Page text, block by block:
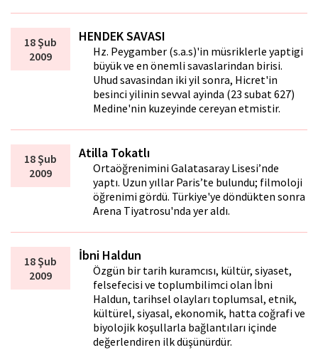
18 Şub
2009
HENDEK SAVASI
Hz. Peygamber (s.a.s)'in müsriklerle yaptigi
büyük ve en önemli savaslarindan birisi.
Uhud savasindan iki yil sonra, Hicret'in
besinci yilinin sevval ayinda (23 subat 627)
Medine'nin kuzeyinde cereyan etmistir.
18 Şub
2009
Atilla Tokatlı
Ortaöğrenimini Galatasaray Lisesi’nde
yaptı. Uzun yıllar Paris’te bulundu; filmoloji
öğrenimi gördü. Türkiye'ye döndükten sonra
Arena Tiyatrosu'nda yer aldı.
18 Şub
2009
İbni Haldun
Özgün bir tarih kuramcısı, kültür, siyaset,
felsefecisi ve toplumbilimci olan İbni
Haldun, tarihsel olayları toplumsal, etnik,
kültürel, siyasal, ekonomik, hatta coğrafi ve
biyolojik koşullarla bağlantıları içinde
değerlendiren ilk düşünürdür.